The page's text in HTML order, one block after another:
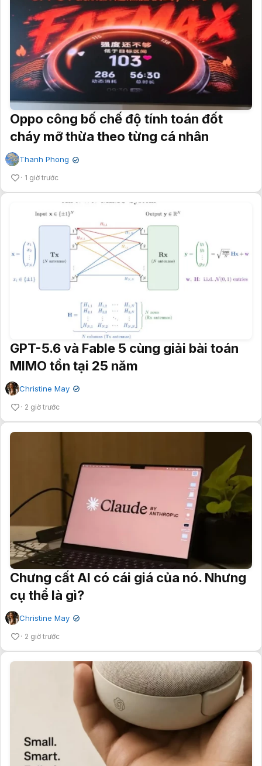
Oppo công bố chế độ tính toán đốt
cháy mỡ thừa theo từng cá nhân
Thanh Phong ✔
1 giờ trước
GPT-5.6 và Fable 5 cùng giải bài toán
MIMO tồn tại 25 năm
Christine May ✔
2 giờ trước
Chưng cất AI có cái giá của nó. Nhưng
cụ thể là gì?
Christine May ✔
2 giờ trước